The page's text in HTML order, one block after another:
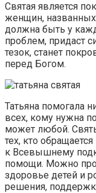
Святая является
женщин, названных
должна быть у
проблем, придаст
тезок, станет
перед Богом.
Татьяна помогала
всех, кому нужна
может любой.
тех, кто
к Всевышнему
помощи. Можно
здоровье детей и
решения,